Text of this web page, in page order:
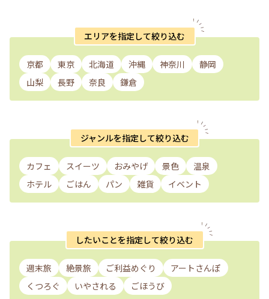
エリアを指定して絞り込む
京都 東京 北海道 沖縄 神奈川
静岡
山梨
長野 奈良 鎌倉
ジャンルを指定して絞り込む
カフェ スイーツ おみやげ 景色
温泉
ホテル
ごはん パン 雑貨 イベント
したいことを指定して絞り込む
週末旅 絶景旅 ご利益めぐり
アートさんぽ
くつろぐ
いやされる ごほうび